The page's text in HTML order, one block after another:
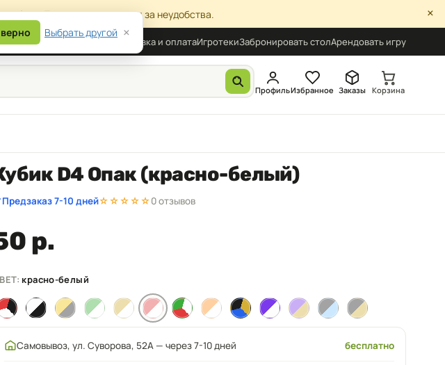
Приносим извинения за неудобства. ×
Доставка и оплатаИгротекиЗабронировать столАрендовать игру
ПрофильИзбранное Заказы Корзина
D4 Опак (красно-белый)
Предзаказ 7-10 дней☆☆☆☆☆0 отзывов
р.
красно-белый
Самовывоз, ул. Суворова, 52А — через 7-10 дней бесплатно
Выбрать другой ×